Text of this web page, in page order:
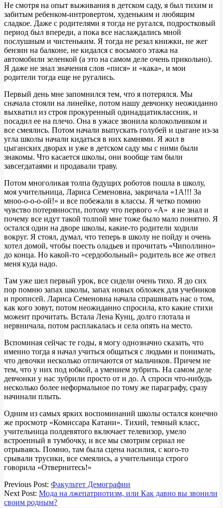
Не смотря на опыт выживания в детском саду, я был тихим и
забитым ребенком-интровертом, худеньким и любящим
сладкое. Даже с родителями я тогда не ругался, подростковый
период был впереди, а пока все наслаждались мной
послушным и чистеньким. Я тогда не резал книжки, не жег
бензин на балконе, не кидался с восьмого этажа на
автомобили зеленкой (а это на самом деле очень прикольно).
Я даже не знал значения слов «пися» и «кака», и мои
родители тогда еще не ругались.
Первый день мне запомнился тем, что я потерялся. Мы
сначала стояли на линейке, потом нашу девчонку неожиданно
выхватил из строя прокуренный одинадцатиклассник, и
посадил ее на плечо. Она в ужасе звонила колокольчиком и
все смеялись. Потом начали выпускать голубей и цыгане из-за
угла школы начали кидаться в них камнями. Я жил в
цыганских дворах и уже в детском саду мы с ними были
знакомы. Что касается школы, они вообще там были
завсегдатаями и продавали траву.
Потом многоликая толпа будущих роботов пошла в школу,
моя учительница, Лариса Семеновна, закричала «1А!!! За
мноо-о-о-о-ой!» и все побежали в классы. Я четко помню
чувство потерянности, потому что первого «А» я не знал и
почему все идут такой толпой мне тоже было мало понятно. Я
остался один на дворе школы, какие-то родители ходили
вокруг. Я стоял, думал, что теперь в школу не пойду и очень
хотел домой, чтобы поесть оладьев и прочитать «Чиполлино»
до конца. Но какой-то «сердобольный» родитель все же отвел
меня куда надо.
Там уже шел первый урок, все сидели очень тихо. Я до сих
пор помню запах школы, запах новых обложек для учебников
и прописей. Лариса Семеновна начала спрашивать нас о том,
как кого зовут, потом неожиданно спросила, кто какие стихи
можеит прочитать. Встала Лена Кунц, долго глотала и
нервничала, потом расплакалась и села опять на место.
Вспоминая сейчас те годы, я могу однозначно сказать, что
именно тогда я начал учиться общаться с людьми и понимать,
что девочки несколько отличаются от мальчиков. Причем не
тем, что у них под юбкой, а умением зубрить. На самом деле
девчонки у нас зубрили просто от и до. А спроси что-нибудь
несколько более неформальное по тому же параграфу, сразу
начинали плыть.
Одним из самых ярких воспоминаний школы остался конечно
же просмотр «Комиссара Катани». Тихий, темный класс,
учительница полдевятого включает телевизор, умело
встроенный в тумбочку, и все мы смотрим сериал не
отрываясь. Помню, там была сцена насилия, с кого-то
срывали трусики, все смеялись, а учительница строго
говорила «Отвернитесь!»
2018-
08-
03
Previous Post: Факультет Демографии
Next Post: Мода на лжепатриотизм, или Как давно вы звонили
своим родным?